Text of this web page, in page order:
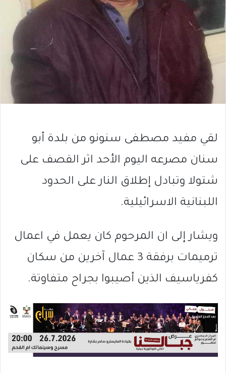
لقي مفيد مصطفى سنونو من بلدة أبو
سنان مصرعه اليوم الأحد اثر القصف على
شتولا وتبادل إطلاق النار على الحدود
اللبنانية الاسرائيلية.
ويشار إلى ان المرحوم كان يعمل في اعمال
ترميمات برفقة 3 عمال آخرين من سكان
كفرياسيف الذين أصيبوا بجراح متفاوتة.